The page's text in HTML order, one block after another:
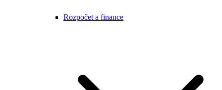
Rozpočet a finance